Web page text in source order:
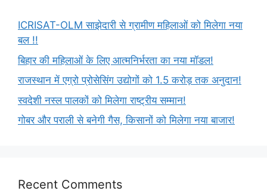
ICRISAT-OLM साझेदारी से ग्रामीण महिलाओं को मिलेगा नया
बल !!
बिहार की महिलाओं के लिए आत्मनिर्भरता का नया मॉडल!
राजस्थान में एग्रो प्रोसेसिंग उद्योगों को 1.5 करोड़ तक अनुदान!
स्वदेशी नस्ल पालकों को मिलेगा राष्ट्रीय सम्मान!
गोबर और पराली से बनेगी गैस, किसानों को मिलेगा नया बाजार!
Recent Comments